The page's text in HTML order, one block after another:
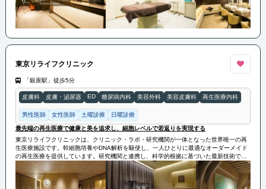
東京リライフクリニック
「銀座駅」徒歩5分
皮膚科 皮膚・泌尿器 ED 糖尿病内科 美容外科 美容皮膚科 再生医療内科
男性医師 女性医師 土曜診療 日曜診療
最先端の再生医療で健康と美を追求し、細胞レベルで若返りを実現する
東京リライフクリニックは、クリニック・ラボ・研究機関が一体となった世界唯一の再
生医療施設です。幹細胞培養やDNA解析を駆使し、一人ひとりに最適なオーダーメイド
の再生医療を提供しています。研究機関と連携し、科学的根拠に基づいた最新技術で細
胞レベルの健康と若返りをサポートします。